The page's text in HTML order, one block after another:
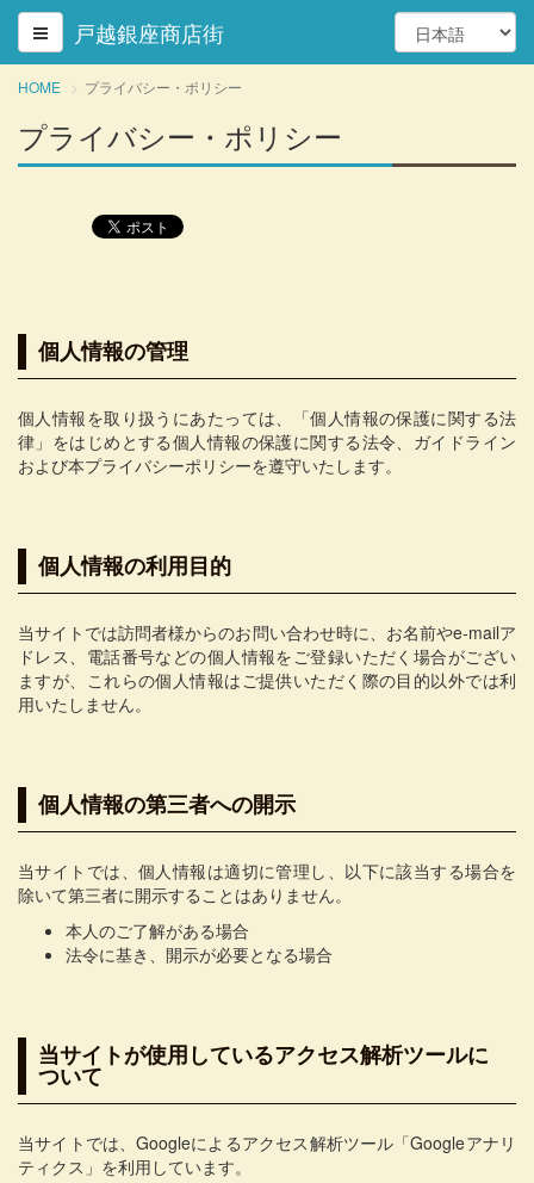
戸越銀座商店街
HOME プライバシー・ポリシー
プライバシー・ポリシー
個人情報の管理
個人情報を取り扱うにあたっては、「個人情報の保護に関する法
律」をはじめとする個人情報の保護に関する法令、ガイドライン
および本プライバシーポリシーを遵守いたします。
個人情報の利用目的
当サイトでは訪問者様からのお問い合わせ時に、お名前やe-mailア
ドレス、電話番号などの個人情報をご登録いただく場合がござい
ますが、これらの個人情報はご提供いただく際の目的以外では利
用いたしません。
個人情報の第三者への開示
当サイトでは、個人情報は適切に管理し、以下に該当する場合を
除いて第三者に開示することはありません。
本人のご了解がある場合
法令に基き、開示が必要となる場合
当サイトが使用しているアクセス解析ツールに
ついて
当サイトでは、Googleによるアクセス解析ツール「Googleアナリ
ティクス」を利用しています。